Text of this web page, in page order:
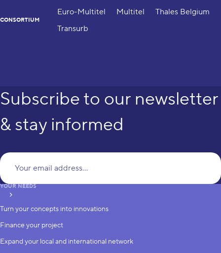
CONSORTIUM
Euro-Multitel Multitel
Thales Belgium
Transurb
Subscribe to our newsletter
& stay informed
subscribe
YOUR NEEDS
Turn your concepts into innovations
Finance your project
Expand your local and international network